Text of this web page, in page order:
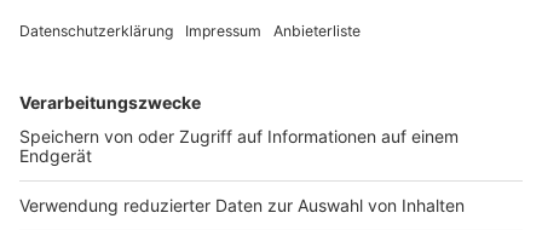
Services
Bauprojekt-Quiz
Häuser-Suche
Hausanbieter-Suche